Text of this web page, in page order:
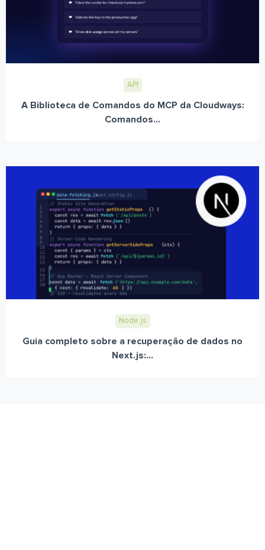
API
A Biblioteca de Comandos do MCP da Cloudways:
Comandos...
Node.js
Guia completo sobre a recuperação de dados no
Next.js:...